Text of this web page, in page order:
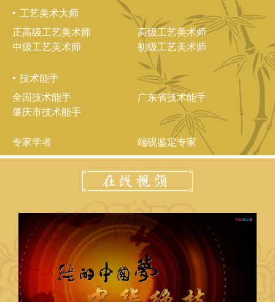
工艺美术大师
正高级工艺美术师
高级工艺美术师
中级工艺美术师
初级工艺美术师
技术能手
全国技术能手
广东省技术能手
肇庆市技术能手
专家学者 端砚鉴定专家